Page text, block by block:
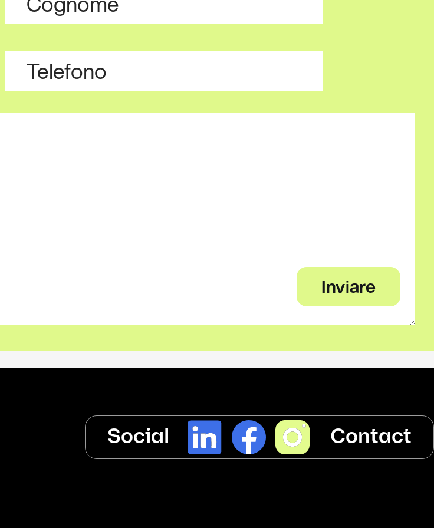
Social Contact